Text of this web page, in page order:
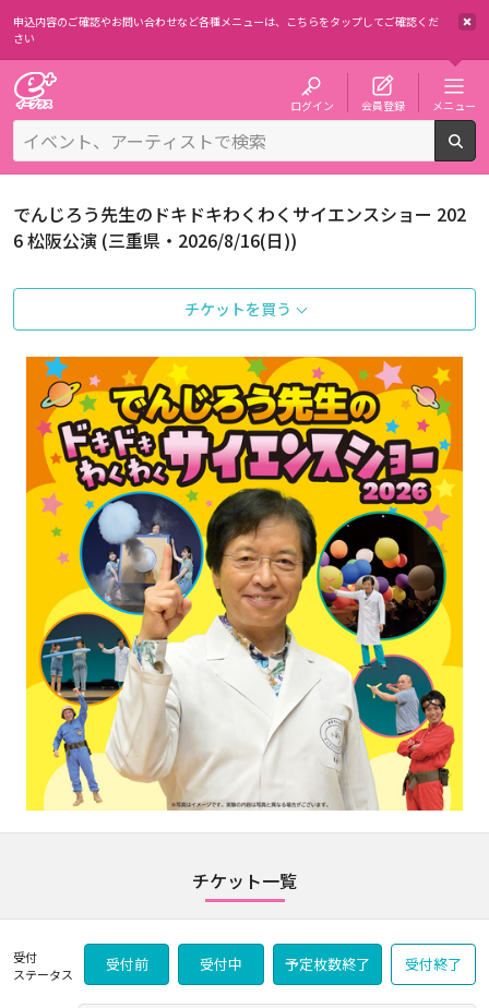
申込内容のご確認やお問い合わせなど各種メニューは、 こちらをタップしてご確認くだ
さい
ログイン 会員登録 メニュー
でんじろう先生のドキドキわくわくサイエンスショー 202
6 松阪公演 (三重県・2026/8/16(日))
チケットを買う
チケット一覧
受付
ステータス
受付前 受付中 予定枚数終了 受付終了